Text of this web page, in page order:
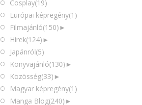
Cosplay(19)
Európai képregény(1)
Filmajánló(150) ►
Hírek(124) ►
Japánról(5)
Könyvajánló(130) ►
Közösség(33) ►
Magyar képregény(1)
Manga Blog(240) ►